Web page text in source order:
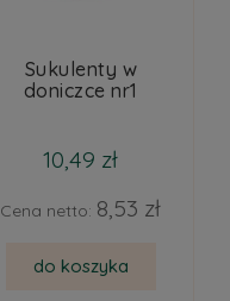
Sukulenty w
doniczce nr1
10,49 zł
Cena netto: 8,53 zł
do koszyka